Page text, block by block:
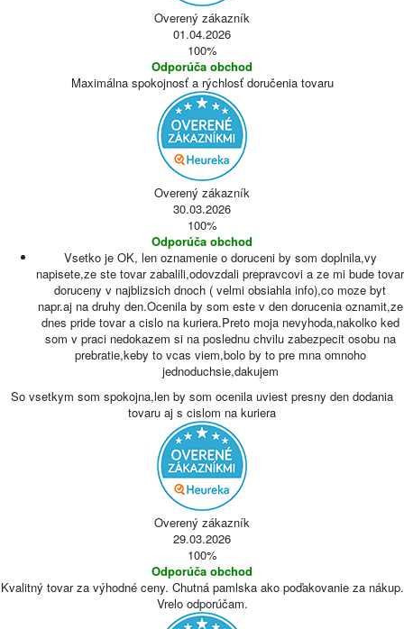
Overený zákazník
01.04.2026
100%
Odporúča obchod
Maximálna spokojnosť a rýchlosť doručenia tovaru
Overený zákazník
30.03.2026
100%
Odporúča obchod
Vsetko je OK, len oznamenie o doruceni by som doplnila,vy
napisete,ze ste tovar zabalili,odovzdali prepravcovi a ze mi bude tovar
doruceny v najblizsich dnoch ( velmi obsiahla info),co moze byt
napr.aj na druhy den.Ocenila by som este v den dorucenia oznamit,ze
dnes pride tovar a cislo na kuriera.Preto moja nevyhoda,nakolko ked
som v praci nedokazem si na poslednu chvilu zabezpecit osobu na
prebratie,keby to vcas viem,bolo by to pre mna omnoho
jednoduchsie,dakujem
So vsetkym som spokojna,len by som ocenila uviest presny den dodania
tovaru aj s cislom na kuriera
Overený zákazník
29.03.2026
100%
Odporúča obchod
Kvalitný tovar za výhodné ceny. Chutná pamlska ako poďakovanie za nákup.
Vrelo odporúčam.